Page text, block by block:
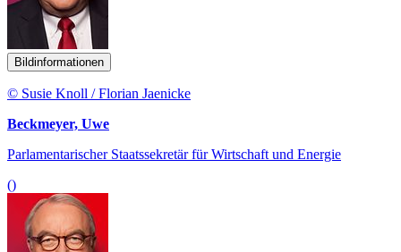
Bildinformationen
© Susie Knoll / Florian Jaenicke
Beckmeyer, Uwe
Parlamentarischer Staatssekretär für Wirtschaft und Energie
()